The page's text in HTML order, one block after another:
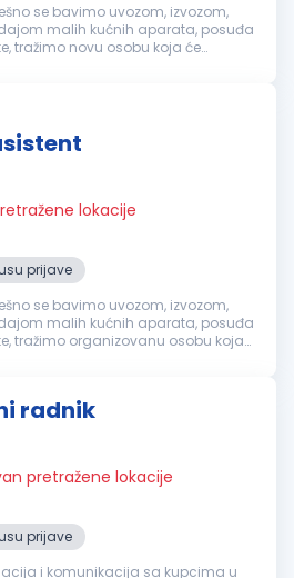
se bavimo uvozom, izvozom,
malih kućnih aparata, posuđa
tražimo novu osobu koja će
lokacije
prijave
se bavimo uvozom, izvozom,
malih kućnih aparata, posuđa
tražimo organizovanu osobu koja
radnik
pretražene lokacije
prijave
i komunikacija sa kupcima u